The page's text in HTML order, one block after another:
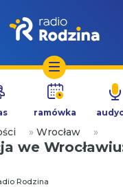
ramówka
» Wrocław »
we
Rodzina